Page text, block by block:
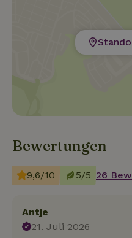
Bewertungen
9,6/10 5/5 26
Antje
21. Juli 2026